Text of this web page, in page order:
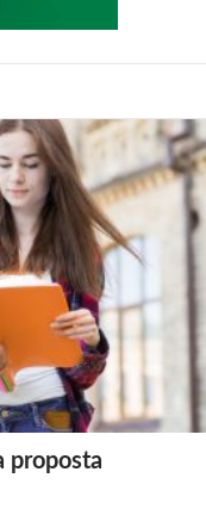
proposta